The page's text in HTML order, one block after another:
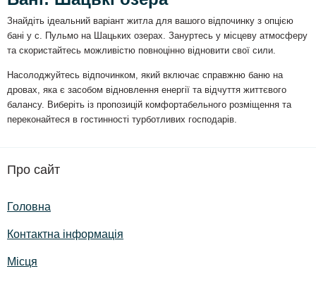
Знайдіть ідеальний варіант житла для вашого відпочинку з опцією
бані у с. Пульмо на Шацьких озерах. Зануртесь у місцеву атмосферу
та скористайтесь можливістю повноцінно відновити свої сили.
Насолоджуйтесь відпочинком, який включає справжню баню на
дровах, яка є засобом відновлення енергії та відчуття життєвого
балансу. Виберіть із пропозицій комфортабельного розміщення та
переконайтеся в гостинності турботливих господарів.
Про сайт
Головна
Контактна інформація
Місця